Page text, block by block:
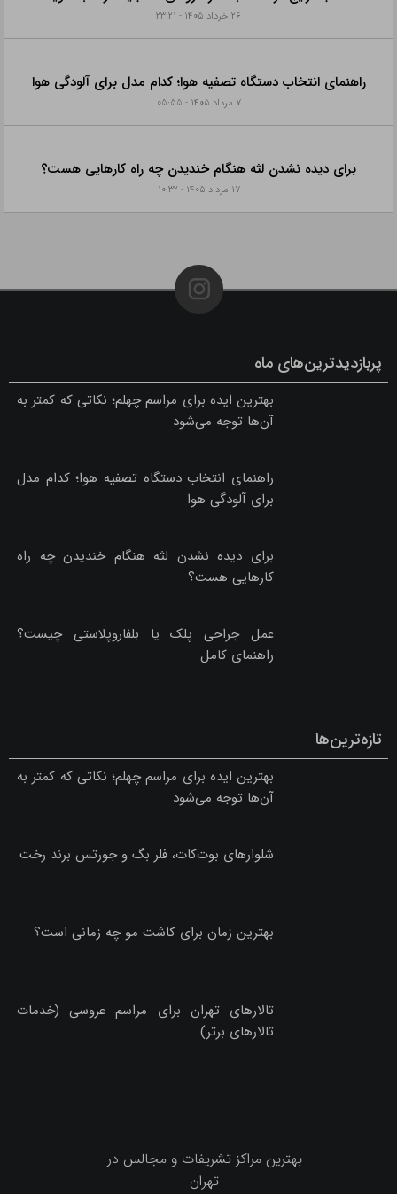
۲۶ خرداد ۱۴۰۵ - ۲۳:۲۱
راهنمای انتخاب دستگاه تصفیه هوا؛ کدام مدل برای آلودگی هوا
۷ مرداد ۱۴۰۵ - ۰۵:۵۵
برای دیده نشدن لثه هنگام خندیدن چه راه کارهایی هست؟
۱۷ مرداد ۱۴۰۵ - ۱۰:۳۲
پربازدیدترین‌های ماه
بهترین ایده برای مراسم چهلم؛ نکاتی که کمتر به
آن‌ها توجه می‌شود
راهنمای انتخاب دستگاه تصفیه هوا؛ کدام مدل
برای آلودگی هوا
برای دیده نشدن لثه هنگام خندیدن چه راه
کارهایی هست؟
عمل جراحی پلک یا بلفاروپلاستی چیست؟
راهنمای کامل
تازه‌ترین‌ها
بهترین ایده برای مراسم چهلم؛ نکاتی که کمتر به
آن‌ها توجه می‌شود
شلوارهای بوت‌کات، فلر بگ و جورتس برند رخت
بهترین زمان برای کاشت مو چه زمانی است؟
تالارهای تهران برای مراسم عروسی (خدمات
تالارهای برتر)
بهترین مراکز تشریفات و مجالس در
تهران